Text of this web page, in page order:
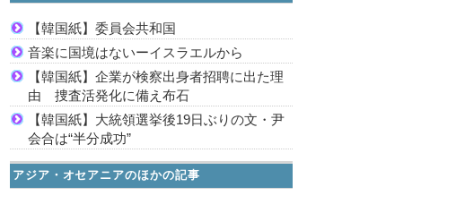
【韓国紙】委員会共和国
音楽に国境はないーイスラエルから
【韓国紙】企業が検察出身者招聘に出た理
由 捜査活発化に備え布石
【韓国紙】大統領選挙後19日ぶりの文・尹
会合は“半分成功”
アジア・オセアニアのほかの記事